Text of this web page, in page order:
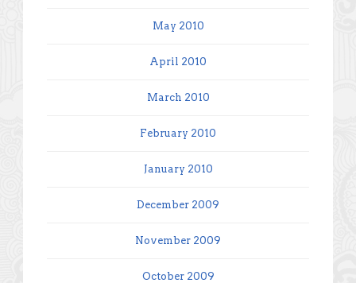
May 2010
April 2010
March 2010
February 2010
January 2010
December 2009
November 2009
October 2009